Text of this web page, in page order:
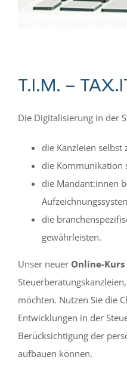
T.I.M. –
Die Digitalisierung in der
die Kanzleien selbst
die Kommunikation
die Mandant:innen
die
gewährleisten.
Unser neuer Online-Kurs
möchten. Nutzen Sie die
Entwicklungen in der
Berücksichtigung der
aufbauen können.